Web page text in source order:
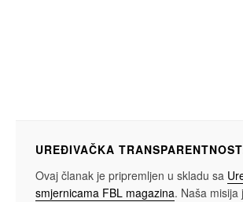
UREĐIVAČKA
Ovaj članak je pripremljen u skladu sa
smjernicama FBL magazina. Naša misija